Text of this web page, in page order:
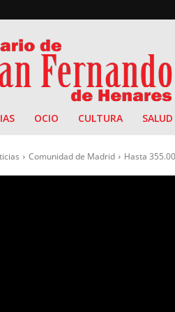
OCIO CULTURA SALUD
Comunidad de Madrid Hasta